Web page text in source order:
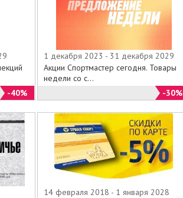
-40%
1 декабря 2023 - 31 декабря 2029
Акции Спортмастер сегодня. Товары
недели со с...
-30%
14 февраля 2018 - 1 января 2028